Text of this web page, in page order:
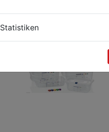
Statistiken